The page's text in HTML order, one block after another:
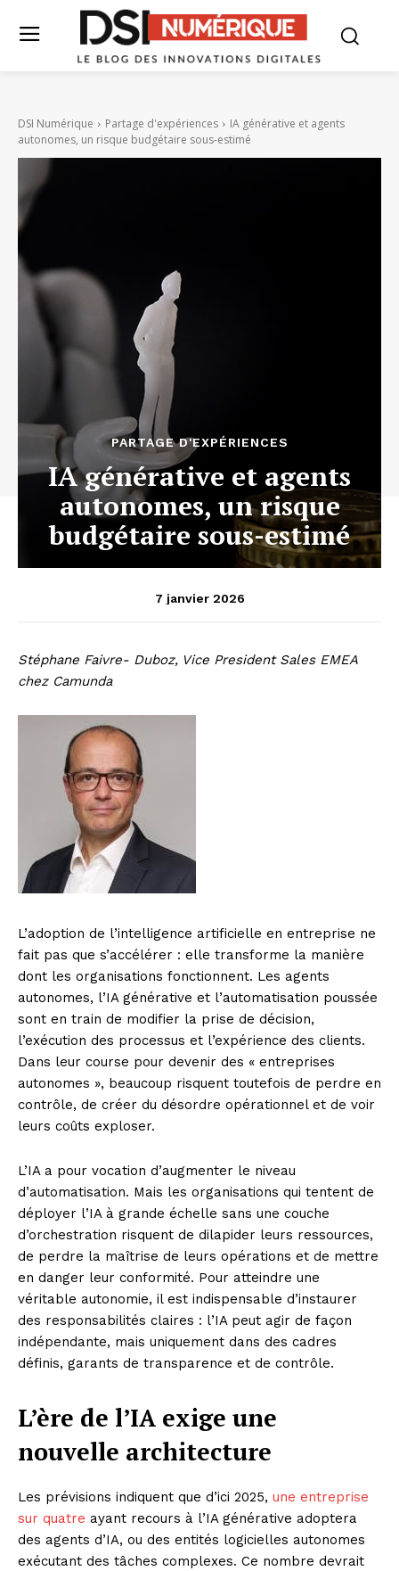
DSI Numérique Partage d'expériences
IA générative et agents
autonomes, un risque budgétaire sous-estimé
PARTAGE D'EXPÉRIENCES
IA générative et agents
autonomes, un risque
budgétaire sous-estimé
7 janvier 2026
Stéphane Faivre- Duboz, Vice President Sales EMEA
chez Camunda
L’adoption de l’intelligence artificielle en entreprise ne
fait pas que s’accélérer : elle transforme la manière
dont les organisations fonctionnent. Les agents
autonomes, l’IA générative et l’automatisation poussée
sont en train de modifier la prise de décision,
l’exécution des processus et l’expérience des clients.
Dans leur course pour devenir des « entreprises
autonomes », beaucoup risquent toutefois de perdre en
contrôle, de créer du désordre opérationnel et de voir
leurs coûts exploser.
L’IA a pour vocation d’augmenter le niveau
d’automatisation. Mais les organisations qui tentent de
déployer l’IA à grande échelle sans une couche
d’orchestration risquent de dilapider leurs ressources,
de perdre la maîtrise de leurs opérations et de mettre
en danger leur conformité. Pour atteindre une
véritable autonomie, il est indispensable d’instaurer
des responsabilités claires : l’IA peut agir de façon
indépendante, mais uniquement dans des cadres
définis, garants de transparence et de contrôle.
L’ère de l’IA exige une
nouvelle architecture
Les prévisions indiquent que d’ici 2025, une entreprise
sur quatre ayant recours à l’IA générative adoptera
des agents d’IA, ou des entités logicielles autonomes
exécutant des tâches complexes. Ce nombre devrait